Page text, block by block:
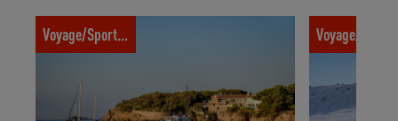
Retour backpacker : Croisière voilier îles
d’Or
Voyage/Sport trotter
Comment
randonnée